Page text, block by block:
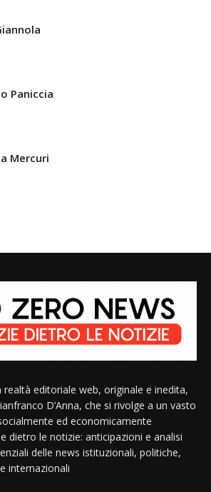
Paniccia
Mercuri
editoriale web, originale e inedita,
D’Anna, che si rivolge a un vasto
ed economicamente
dietro le notizie: anticipazioni e analisi
delle news istituzionali, politiche,
internazionali